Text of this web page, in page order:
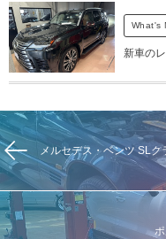
What's
新車の
メルセデス・ベンツ SL